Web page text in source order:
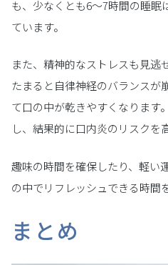
も、少なくとも6〜7時間の睡眠
ています。
また、精神的なストレスも見逃
たまると自律神経のバランスが
て口の中が乾きやすくなります
し、結果的に口内炎のリスクを
趣味の時間を確保したり、軽い
の中でリフレッシュできる時間
まとめ